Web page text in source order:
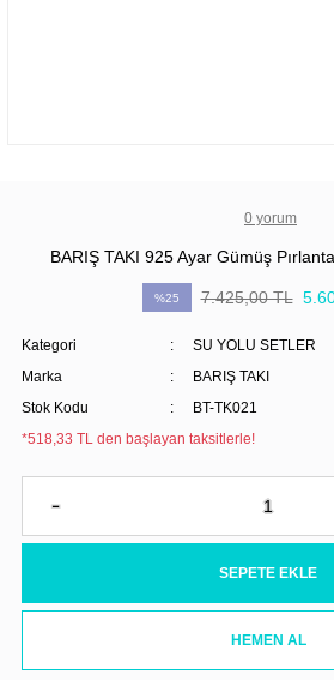
0 yorum
BARIŞ TAKI 925 Ayar Gümüş
%25 7.425,00 TL
Kategori
SU YOLU SETLER
Marka
BARIŞ TAKI
Stok Kodu
BT-TK021
*518,33 TL den başlayan taksitlerle!
SEPETE EKLE
HEMEN AL